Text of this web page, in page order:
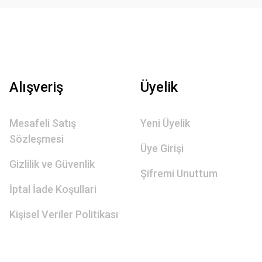
Alışveriş
Mesafeli Satış
Sözleşmesi
Gizlilik ve Güvenlik
İptal İade Koşullari
Kişisel Veriler Politikası
Üyelik
Yeni Üyelik
Üye Girişi
Şifremi Unuttum